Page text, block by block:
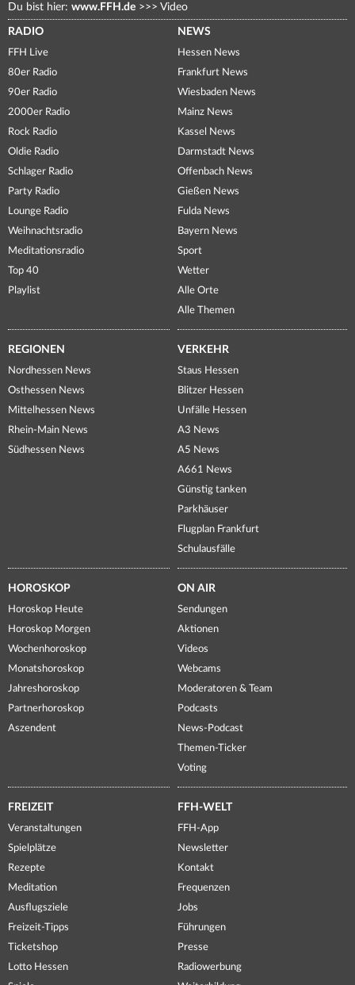
Du bist hier: www.FFH.de >>> Video
RADIO
FFH Live
80er Radio
90er Radio
2000er Radio
Rock Radio
Oldie Radio
Schlager Radio
Party Radio
Lounge Radio
Weihnachtsradio
Meditationsradio
Top 40
Playlist
NEWS
Hessen News
Frankfurt News
Wiesbaden News
Mainz News
Kassel News
Darmstadt News
Offenbach News
Gießen News
Fulda News
Bayern News
Sport
Wetter
Alle Orte
Alle Themen
REGIONEN
Nordhessen News
Osthessen News
Mittelhessen News
Rhein-Main News
Südhessen News
VERKEHR
Staus Hessen
Blitzer Hessen
Unfälle Hessen
A3 News
A5 News
A661 News
Günstig tanken
Parkhäuser
Flugplan Frankfurt
Schulausfälle
HOROSKOP
Horoskop Heute
Horoskop Morgen
Wochenhoroskop
Monatshoroskop
Jahreshoroskop
Partnerhoroskop
Aszendent
ON AIR
Sendungen
Aktionen
Videos
Webcams
Moderatoren & Team
Podcasts
News-Podcast
Themen-Ticker
Voting
FREIZEIT
Veranstaltungen
Spielplätze
Rezepte
Meditation
Ausflugsziele
Freizeit-Tipps
Ticketshop
Lotto Hessen
FFH-WELT
FFH-App
Newsletter
Kontakt
Frequenzen
Jobs
Führungen
Presse
Radiowerbung